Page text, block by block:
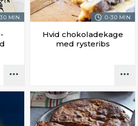
MIN. 0-30 MIN.
Hvid chokoladekage
med rysteribs